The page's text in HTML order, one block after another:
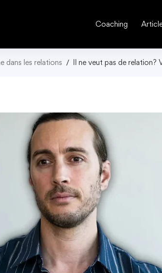
Coaching
dans les relations Il ne veut pas de relation?